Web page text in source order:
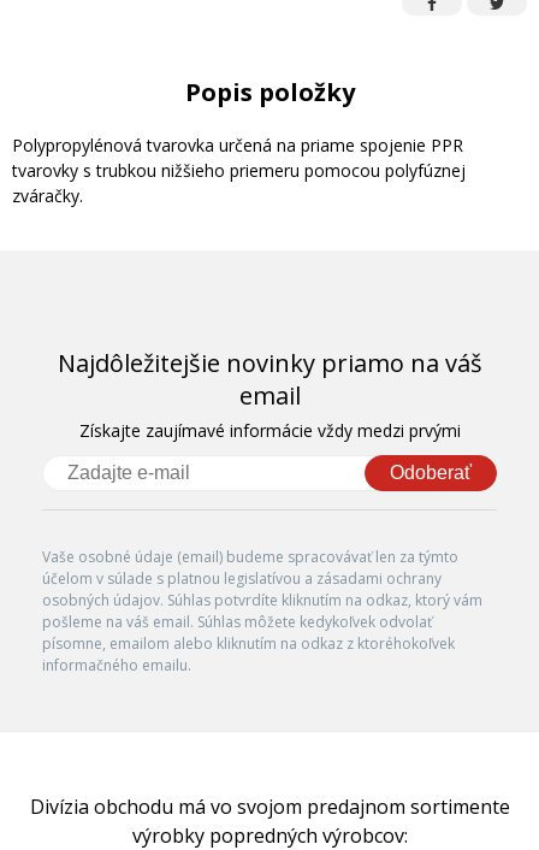
Popis položky
Polypropylénová tvarovka určená na priame spojenie PPR
tvarovky s trubkou nižšieho priemeru pomocou polyfúznej
zváračky.
Najdôležitejšie novinky priamo na váš
email
Získajte zaujímavé informácie vždy medzi prvými
Odoberať
Vaše osobné údaje (email) budeme spracovávať len za týmto
účelom v súlade s platnou legislatívou a zásadami ochrany
osobných údajov. Súhlas potvrdíte kliknutím na odkaz, ktorý vám
pošleme na váš email. Súhlas môžete kedykoľvek odvolať
písomne, emailom alebo kliknutím na odkaz z ktoréhokoľvek
informačného emailu.
Divízia obchodu má vo svojom predajnom sortimente
výrobky popredných výrobcov: